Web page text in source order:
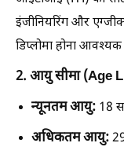
इंजीनियरिंग और
डिप्लोमा होना आवश्यक
2. आयु सीमा (Age
न्यूनतम आयु: 18
अधिकतम आयु: